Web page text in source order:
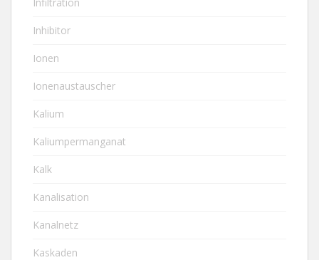
Inhibitor
Ionen
Ionenaustauscher
Kalium
Kaliumpermanganat
Kalk
Kanalisation
Kanalnetz
Kaskaden